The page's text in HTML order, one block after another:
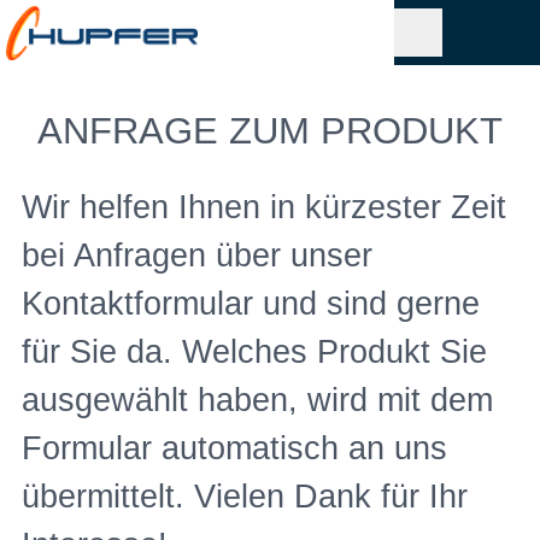
ANFRAGE ZUM PRODUKT
Wir helfen Ihnen in kürzester Zeit
bei Anfragen über unser
Kontaktformular und sind gerne
für Sie da. Welches Produkt Sie
ausgewählt haben, wird mit dem
Formular automatisch an uns
übermittelt. Vielen Dank für Ihr